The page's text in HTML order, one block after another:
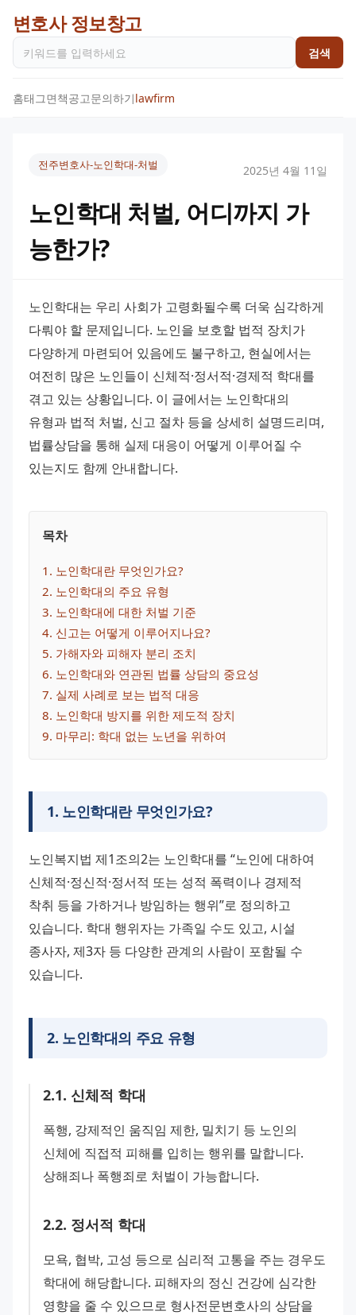
변호사 정보창고
검색
홈태그면책공고문의하기lawfirm
전주변호사-노인학대-처벌 2025년 4월 11일
노인학대 처벌, 어디까지 가
능한가?
노인학대는 우리 사회가 고령화될수록 더욱 심각하게
다뤄야 할 문제입니다. 노인을 보호할 법적 장치가
다양하게 마련되어 있음에도 불구하고, 현실에서는
여전히 많은 노인들이 신체적·정서적·경제적 학대를
겪고 있는 상황입니다. 이 글에서는 노인학대의
유형과 법적 처벌, 신고 절차 등을 상세히 설명드리며,
법률상담을 통해 실제 대응이 어떻게 이루어질 수
있는지도 함께 안내합니다.
목차
1 . 노인학대란 무엇인가요?
2. 노인학대의 주요 유형
3. 노인학대에 대한 처벌 기준
4. 신고는 어떻게 이루어지나요?
5. 가해자와 피해자 분리 조치
6. 노인학대와 연관된 법률 상담의 중요성
7. 실제 사례로 보는 법적 대응
8. 노인학대 방지를 위한 제도적 장치
9. 마무리: 학대 없는 노년을 위하여
1. 노인학대란 무엇인가요?
노인복지법 제1조의2는 노인학대를 “노인에 대하여
신체적·정신적·정서적 또는 성적 폭력이나 경제적
착취 등을 가하거나 방임하는 행위”로 정의하고
있습니다. 학대 행위자는 가족일 수도 있고, 시설
종사자, 제3자 등 다양한 관계의 사람이 포함될 수
있습니다.
2. 노인학대의 주요 유형
2.1. 신체적 학대
폭행, 강제적인 움직임 제한, 밀치기 등 노인의
신체에 직접적 피해를 입히는 행위를 말합니다.
상해죄나 폭행죄로 처벌이 가능합니다.
2.2. 정서적 학대
모욕, 협박, 고성 등으로 심리적 고통을 주는 경우도
학대에 해당합니다. 피해자의 정신 건강에 심각한
영향을 줄 수 있으므로 형사전문변호사의 상담을